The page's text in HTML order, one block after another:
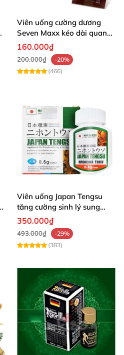
Viên uống cường dương
Seven Maxx kéo dài quan
hệ nhập Mỹ
160.000₫
200.000₫
-20%
(466)
Viên uống Japan Tengsu
tăng cường sinh lý sung
mãn mạnh
350.000₫
493.000₫
-29%
(383)